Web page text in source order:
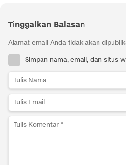
Tinggalkan Balasan
Alamat email Anda tidak akan
Simpan nama, email, dan situs